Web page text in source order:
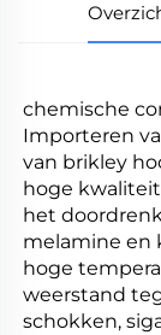
chemische
Importeren
van brikley
hoge
het
melamine en
hoge
weerstand
schokken,